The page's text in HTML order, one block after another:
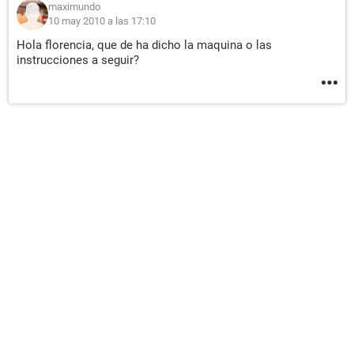
maximundo
10 may 2010 a las 17:10
Hola florencia, que de ha dicho la maquina o las
instrucciones a seguir?